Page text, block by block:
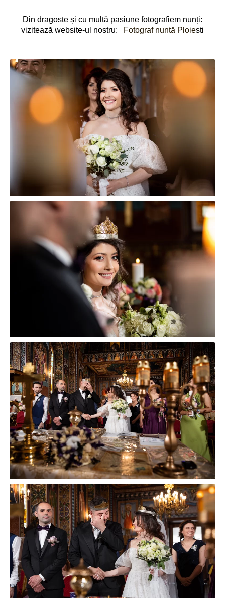
Din dragoste și cu multă pasiune fotografiem nunți:
vizitează website-ul nostru:
Fotograf nuntă Ploiesti